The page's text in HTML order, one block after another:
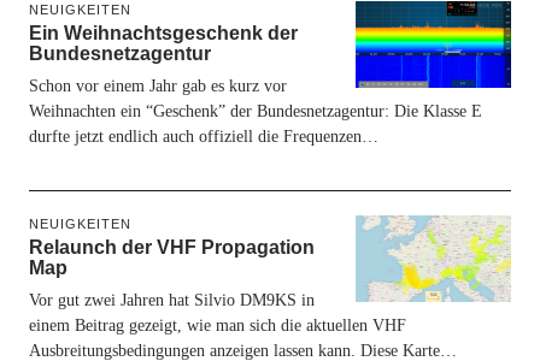
NEUIGKEITEN
Ein Weihnachtsgeschenk der
Bundesnetzagentur
Schon vor einem Jahr gab es kurz vor
Weihnachten ein “Geschenk” der Bundesnetzagentur: Die Klasse E
durfte jetzt endlich auch offiziell die Frequenzen…
NEUIGKEITEN
Relaunch der VHF Propagation
Map
Vor gut zwei Jahren hat Silvio DM9KS in
einem Beitrag gezeigt, wie man sich die aktuellen VHF
Ausbreitungsbedingungen anzeigen lassen kann. Diese Karte…